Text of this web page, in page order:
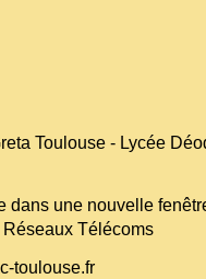
Toulouse - Lycée
dans une nouvelle
Télécoms
toulouse.fr